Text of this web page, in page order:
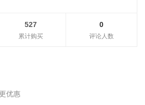
0
评论人数
527
累计购买
优惠